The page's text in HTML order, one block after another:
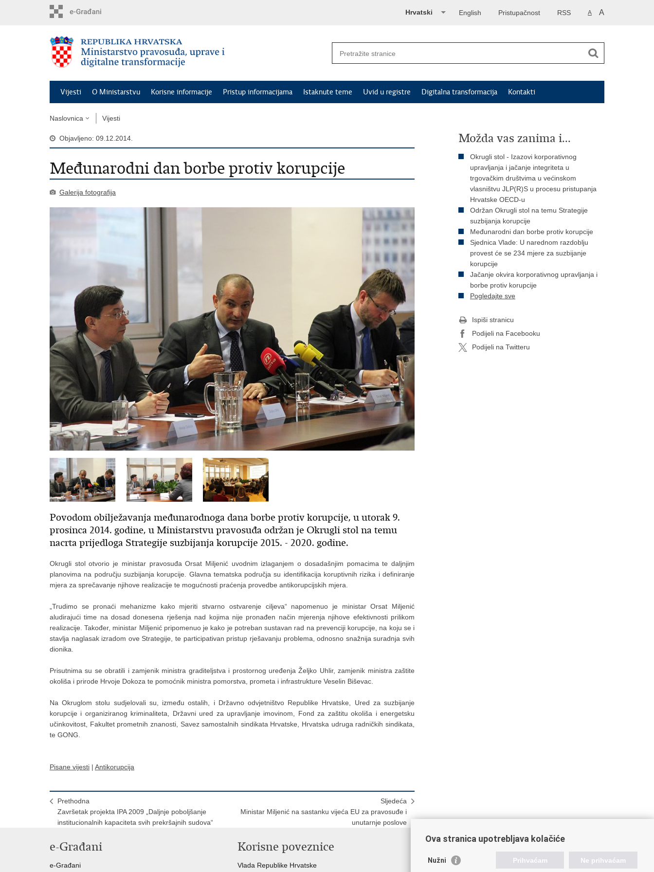
A A
RSS
Pristupačnost
English
Hrvatski
Vijesti O Ministarstvu Korisne informacije Pristup informacijama Istaknute teme Uvid u registre Digitalna transformacija Kontakti
Naslovnica Vijesti
Objavljeno: 09.12.2014.
Međunarodni dan borbe protiv korupcije
Galerija fotografija
Povodom obilježavanja međunarodnoga dana borbe protiv korupcije, u utorak 9.
prosinca 2014. godine, u Ministarstvu pravosuđa održan je Okrugli stol na temu
nacrta prijedloga Strategije suzbijanja korupcije 2015. - 2020. godine.
Okrugli stol otvorio je ministar pravosuđa Orsat Miljenić uvodnim izlaganjem o dosadašnjim pomacima te daljnjim
planovima na području suzbijanja korupcije. Glavna tematska područja su identifikacija koruptivnih rizika i definiranje
mjera za sprečavanje njihove realizacije te mogućnosti praćenja provedbe antikorupcijskih mjera.
„Trudimo se pronaći mehanizme kako mjeriti stvarno ostvarenje ciljeva“ napomenuo je ministar Orsat Miljenić
aludirajući time na dosad donesena rješenja nad kojima nije pronađen način mjerenja njihove efektivnosti prilikom
realizacije. Također, ministar Miljenić pripomenuo je kako je potreban sustavan rad na prevenciji korupcije, na koju se i
stavlja naglasak izradom ove Strategije, te participativan pristup rješavanju problema, odnosno snažnija suradnja svih
dionika.
Prisutnima su se obratili i zamjenik ministra graditeljstva i prostornog uređenja Željko Uhlir, zamjenik ministra zaštite
okoliša i prirode Hrvoje Dokoza te pomoćnik ministra pomorstva, prometa i infrastrukture Veselin Biševac.
Na Okruglom stolu sudjelovali su, između ostalih, i Državno odvjetništvo Republike Hrvatske, Ured za suzbijanje
korupcije i organiziranog kriminaliteta, Državni ured za upravljanje imovinom, Fond za zaštitu okoliša i energetsku
učinkovitost, Fakultet prometnih znanosti, Savez samostalnih sindikata Hrvatske, Hrvatska udruga radničkih sindikata,
te GONG.
Pisane vijesti | Antikorupcija
Prethodna
Završetak projekta IPA 2009 „Daljnje poboljšanje
institucionalnih kapaciteta svih prekršajnih sudova“
Sljedeća
Ministar Miljenić na sastanku vijeća EU za pravosuđe i
unutarnje poslove
Možda vas zanima i...
Okrugli stol - Izazovi korporativnog
upravljanja i jačanje integriteta u
trgovačkim društvima u većinskom
vlasništvu JLP(R)S u procesu pristupanja
Hrvatske OECD-u
Održan Okrugli stol na temu Strategije
suzbijanja korupcije
Međunarodni dan borbe protiv korupcije
Sjednica Vlade: U narednom razdoblju
provest će se 234 mjere za suzbijanje
korupcije
Jačanje okvira korporativnog upravljanja i
borbe protiv korupcije
Pogledajte sve
Ispiši stranicu
Podijeli na Facebooku
Podijeli na Twitteru
e-Građani
e-Građani
Korisne poveznice
Vlada Republike Hrvatske
Poveznice pravosudnog sustava
Portal sudova
Ova stranica upotrebljava kolačiće
Nužni Prihvaćam Ne prihvaćam